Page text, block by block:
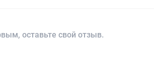
оставьте свой отзыв.